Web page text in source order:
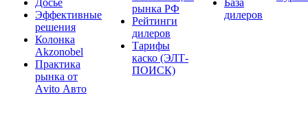
Досье
Эффективные
решения
Колонка
Akzonobel
Практика
рынка от
Аvito Авто
рынка РФ
Рейтинги
дилеров
Тарифы
каско (ЭЛТ-
ПОИСК)
База
дилеров